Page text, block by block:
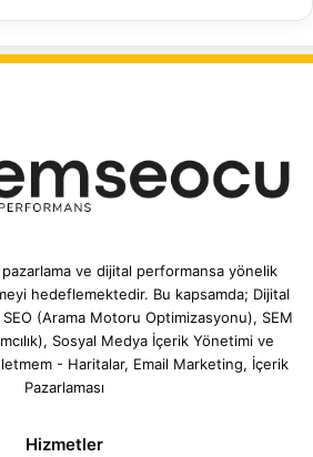
ve dijital performansa yönelik
hedeflemektedir. Bu kapsamda; Dijital
SEO (Arama Motoru Optimizasyonu), SEM
Sosyal Medya İçerik Yönetimi ve
- Haritalar, Email Marketing, İçerik
Pazarlaması
Hizmetler